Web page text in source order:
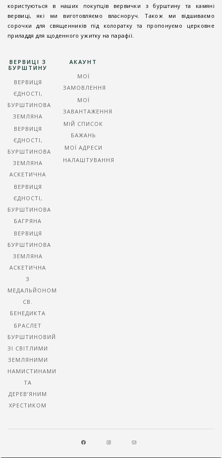
користуються в наших покупців вервички з бурштину та камяні
вервиці, які ми виготовляємо власноруч. Також ми відшиваємо
сорочки для священників під колоратку та пропонуємо церковне
приладдя для щоденного ужитку на парафії.
ВЕРВИЦІ З
БУРШТИНУ
ВЕРВИЦЯ
ЄДНОСТІ,
БУРШТИНОВА
ЗЕМЛЯНА
ВЕРВИЦЯ
ЄДНОСТІ,
БУРШТИНОВА
ЗЕМЛЯНА
АСКЕТИЧНА
ВЕРВИЦЯ
ЄДНОСТІ,
БУРШТИНОВА
БАГРЯНА
ВЕРВИЦЯ
БУРШТИНОВА
ЗЕМЛЯНА
АСКЕТИЧНА
З
МЕДАЛЬЙОНОМ
СВ.
БЕНЕДИКТА
БРАСЛЕТ
БУРШТИНОВИЙ
ЗІ СВІТЛИМИ
ЗЕМЛЯНИМИ
НАМИСТИНАМИ
ТА
ДЕРЕВ’ЯНИМ
ХРЕСТИКОМ
АКАУНТ
МОЇ
ЗАМОВЛЕННЯ
МОЇ
ЗАВАНТАЖЕННЯ
МІЙ СПИСОК
БАЖАНЬ
МОЇ АДРЕСИ
НАЛАШТУВАННЯ
FACEBOOKINSTAGRAMMAIL